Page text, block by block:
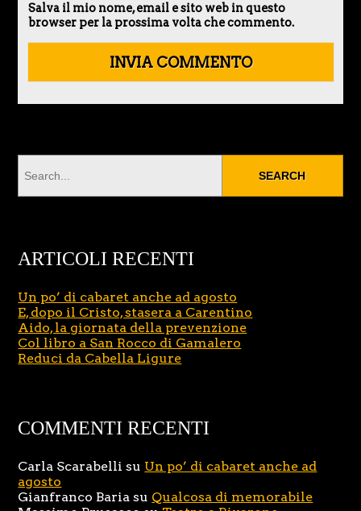
Salva il mio nome, email e sito web in questo
browser per la prossima volta che commento.
ARTICOLI RECENTI
Un po’ di cabaret anche ad agosto
E, dopo il Cristo, stasera a Carentino
Aido, la giornata della prevenzione
Col libro a San Rocco di Gamalero
Reduci da Cabella Ligure
COMMENTI RECENTI
Carla Scarabelli su Un po’ di cabaret anche ad
agosto
Gianfranco Baria su Qualcosa di memorabile